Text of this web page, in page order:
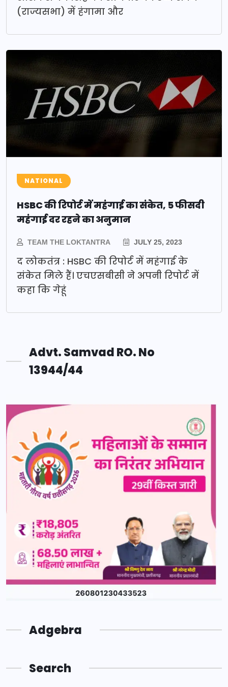
(राज्यसभा) में हंगामा और
NATIONAL
HSBC की रिपोर्ट में महंगाई का संकेत, 5 फीसदी
महंगाई दर रहने का अनुमान
TEAM THE LOKTANTRA JULY 25, 2023
द लोकतंत्र : HSBC की रिपोर्ट में महंगाई के
संकेत मिले हैं। एचएसबीसी ने अपनी रिपोर्ट में
कहा कि गेहूं
Advt. Samvad RO. No
13944/44
Adgebra
Search